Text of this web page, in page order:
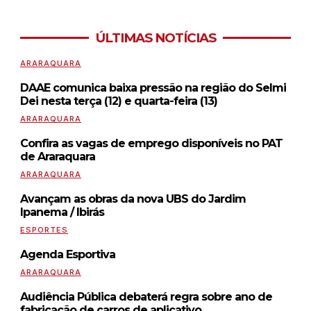
ÚLTIMAS NOTÍCIAS
ARARAQUARA
DAAE comunica baixa pressão na região do Selmi
Dei nesta terça (12) e quarta-feira (13)
ARARAQUARA
Confira as vagas de emprego disponíveis no PAT
de Araraquara
ARARAQUARA
Avançam as obras da nova UBS do Jardim
Ipanema / Ibirás
ESPORTES
Agenda Esportiva
ARARAQUARA
Audiência Pública debaterá regra sobre ano de